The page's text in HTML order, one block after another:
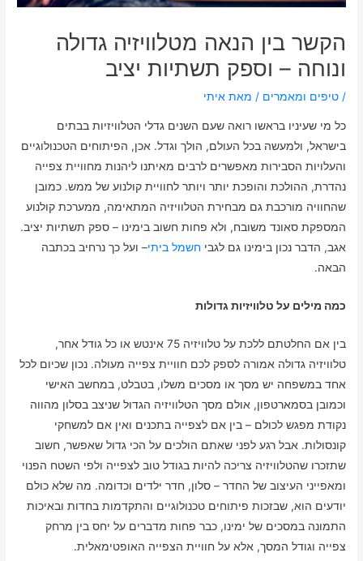
הקשר בין הנאה מטלוויזיה גדולה
ונוחה – וספק תשתיות יציב
/טיפים ומאמרים / מאתאיתי
כל מי שעיניו בראשו רואה שעם השנים גדלי הטלוויזיות בבתים
בישראל, ולמעשה בכל העולם, הולך וגדל. אכן, הפיתוחים הטכנולוגיים
והעלויות הסבירות מאפשרים לרבים מאיתנו ליהנות מחוויית צפייה
נהדרת, ההולכת והופכת יותר ויותר לחוויית קולנוע של ממש. כמובן
שהחוויה מורכבת גם מבחירת הטלוויזיה המתאימה, ממערכת קולנוע
המספקת סאונד משובח, ולא פחות חשוב בימינו – ספק תשתיות יציב.
אגב, הדבר נכון בימינו גם לגביחשמל ביתי– ועל כך נרחיב בכתבה
הבאה.
כמה מילים על טלוויזיות גדולות
בין אם החלטתם ללכת על טלוויזיה 75 אינטש או כל גודל אחר,
טלוויזיה גדולה אמורה לספק לכם חוויית צפייה מעולה. נכון שכיום לכל
אחד במשפחה יש מסך או מסכים משלו, בטבלט, במחשב האישי
וכמובן בסמארטפון, אולם מסך הטלוויזיה הגדול שניצב בסלון מהווה
נקודת מפגש לכולם – בין אם לצפייה בתכנים ואין אם למשחקי
קונסולות. אבל רגע לפני שאתם הולכים על הכי גדול שאפשר, חשוב
שתזכרו שהטלוויזיה צריכה להיות בגודל טוב לצפייה ולפי השטח הפנוי
ומאפייני העיצוב של החדר – סלון, חדר ילדים וכדומה. מה שלא כולם
יודעים הוא, שבזכות פיתוחים טכנולוגיים והתקדמות בחדות ובאיכות
התמונה במסכים של ימינו, כבר פחות מדברים על יחס בין מרחק
צפייה וגודל המסך, אלא על חוויית הצפייה האופטימאלית.